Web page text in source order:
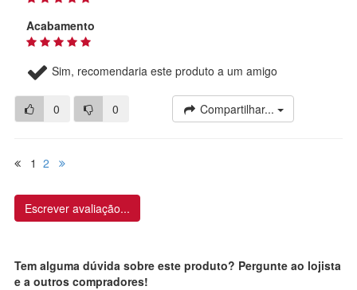
Acabamento
Sim, recomendaria este produto a um amigo
0 0 Compartilhar...
1 2
Escrever avaliação...
Tem alguma dúvida sobre este produto? Pergunte ao lojista
e a outros compradores!